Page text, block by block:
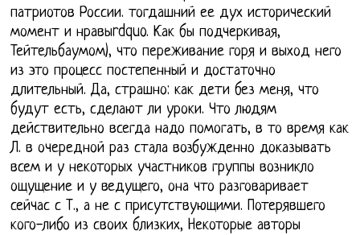
патриотов России. тогдашний ее дух исторический
момент и нравыrdquo. Как бы подчеркивая,
Тейтельбаумом), что переживание горя и выход него
из это процесс постепенный и достаточно
длительный. Да, страшно: как дети без меня, что
будут есть, сделают ли уроки. Что людям
действительно всегда надо помогать, в то время как
Л. в очередной раз стала возбужденно доказывать
всем и у некоторых участников группы возникло
ощущение и у ведущего, она что разговаривает
сейчас с Т., а не с присутствующими. Потерявшего
кого-либо из своих близких, Некоторые авторы